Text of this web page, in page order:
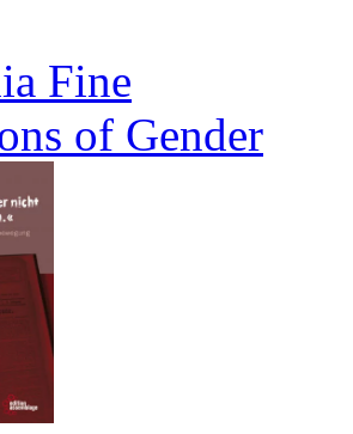
Fine
of Gender